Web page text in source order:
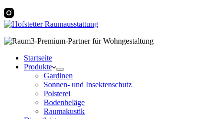
Startseite
Produkte
Gardinen
Sonnen- und Insektenschutz
Polsterei
Bodenbeläge
Raumakustik